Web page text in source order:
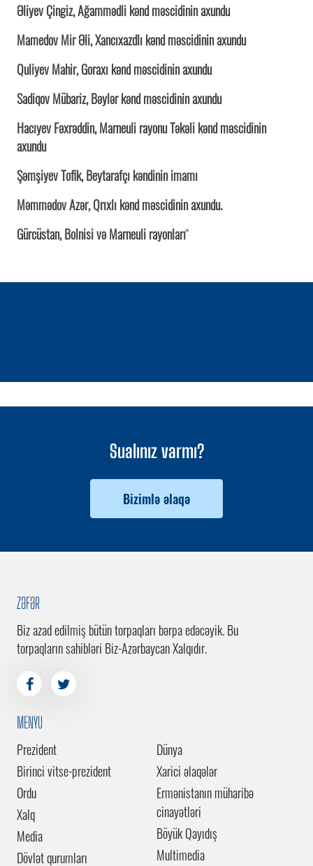
Əliyev Çingiz, Ağammədli kənd məscidinin axundu
Mamedov Mir Əli, Xancıxazdlı kənd məscidinin axundu
Quliyev Mahir, Goraxı kənd məscidinin axundu
Sadiqov Mübariz, Bəylər kənd məscidinin axundu
Hacıyev Fəxrəddin, Marneuli rayonu Təkəli kənd məscidinin
axundu
Şəmşiyev Tofik, Beytarafçı kəndinin imamı
Məmmədov Azər, Qrıxlı kənd məscidinin axundu.
Gürcüstan, Bolnisi və Marneuli rayonları"
Sualınız varmı?
Bizimlə əlaqə
ZƏFƏR
Biz azad edilmiş bütün torpaqları bərpa edəcəyik. Bu
torpaqların sahibləri Biz-Azərbaycan Xalqıdır.
MENYU
Prezident
Birinci vitse-prezident
Ordu
Xalq
Media
Dövlət qurumları
Dünya
Xarici əlaqələr
Ermənistanın müharibə
cinayətləri
Böyük Qayıdış
Multimedia